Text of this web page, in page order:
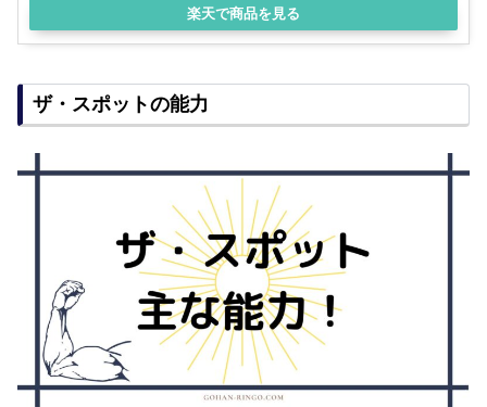
楽天で商品を見る
ザ・スポットの能力